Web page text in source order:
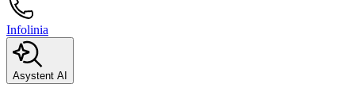
Infolinia
Asystent AI